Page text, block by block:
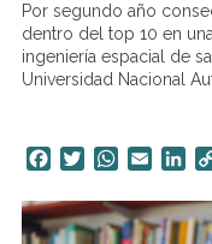
Por segundo año
dentro del top 10 en
ingeniería espacial de
Universidad Nacional
Facebook
Twitter Email